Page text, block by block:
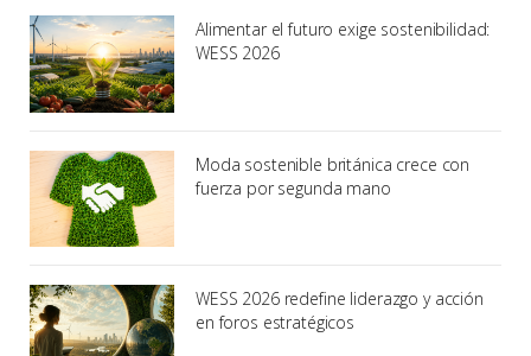
Alimentar el futuro exige sostenibilidad:
WESS 2026
Moda sostenible británica crece con
fuerza por segunda mano
WESS 2026 redefine liderazgo y acción
en foros estratégicos